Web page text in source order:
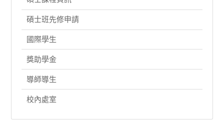
碩士班先修申請
國際學生
獎助學金
導師導生
校內處室